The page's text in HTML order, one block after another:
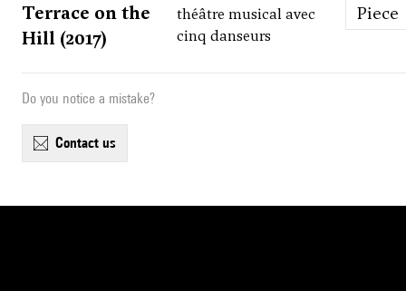
Terrace on the
Hill (2017)
théâtre musical avec
cinq danseurs
Piece
Do you notice a mistake?
contact us